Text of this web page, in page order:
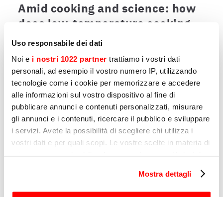
Uso responsabile dei dati
Noi e i nostri 1022 partner trattiamo i vostri dati
personali, ad esempio il vostro numero IP, utilizzando
tecnologie come i cookie per memorizzare e accedere
alle informazioni sul vostro dispositivo al fine di
pubblicare annunci e contenuti personalizzati, misurare
gli annunci e i contenuti, ricercare il pubblico e sviluppare
i servizi. Avete la possibilità di scegliere chi utilizza i
vostri dati e per quali scopi. Le vostre scelte in materia di
modificare o revocare il proprio consenso in qualsiasi
momento dalla Dichiarazione sui cookie o facendo clic
Mostra dettagli
Amid cooking and science: how
does low-temperature cooking
work?
slow cooking technique that requires a
vacuum to be created using safe and
professional machinery, in order to obtain
high-quality results.
Cleaning your slicer: easy-to-